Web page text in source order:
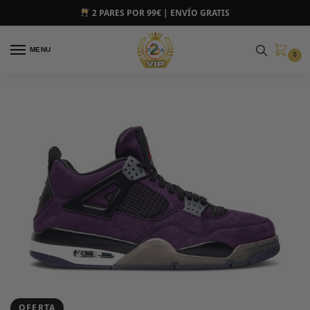
2 PARES POR 99€ | ENVÍO GRATIS
MENU
0